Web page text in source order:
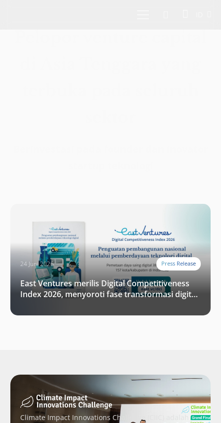
24 Juni 2026 Press Release
East Ventures merilis Digital Competitiveness
Index 2026, menyoroti fase transformasi digital
Climate Impact Innovations Challenge (CIIC) adalah